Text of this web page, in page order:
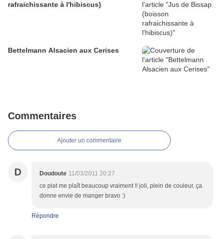
rafraichissante à l'hibiscus)
Bettelmann Alsacien aux Cerises
Commentaires
Ajouter un commentaire
D Doudoute 11/03/2011 20:27
ce plat me plaît beaucoup vraiment !! joli, plein de couleur, ça
donne envie de manger bravo :)
Répondre